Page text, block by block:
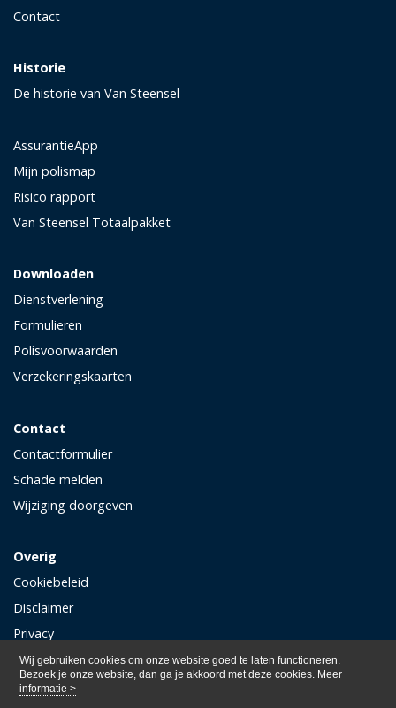
Wij gebruiken cookies om onze website goed te laten functioneren.
Bezoek je onze website, dan ga je akkoord met deze cookies. Meer
informatie >
Contact
Historie
De historie van Van Steensel
AssurantieApp
Mijn polismap
Risico rapport
Van Steensel Totaalpakket
Downloaden
Dienstverlening
Formulieren
Polisvoorwaarden
Verzekeringskaarten
Contact
Contactformulier
Schade melden
Wijziging doorgeven
Overig
Cookiebeleid
Disclaimer
Privacy